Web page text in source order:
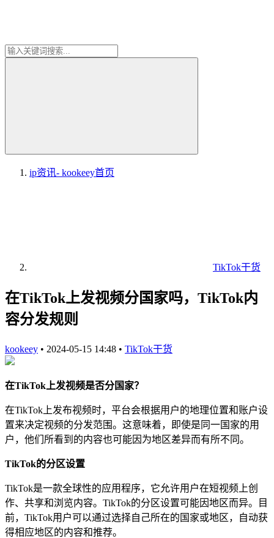
ip资讯- kookeey首页
TikTok干货
在TikTok上发视频分国家吗，TikTok内
容分发规则
kookeey • 2024-05-15 14:48 • TikTok干货
在TikTok上发视频是否分国家？
在TikTok上发布视频时，平台会根据用户的地理位置和账户设
置来决定视频的分发范围。这意味着，即使是同一国家的用
户，他们所看到的内容也可能因为地区差异而有所不同。
TikTok的分区设置
TikTok是一款全球性的应用程序，它允许用户在短视频上创
作、共享和浏览内容。TikTok的分区设置可能因地区而异。目
前，TikTok用户可以通过选择自己所在的国家或地区，自动获
得相应地区的内容和推荐。